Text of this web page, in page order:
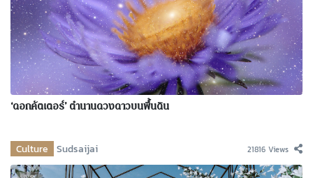
‘ดอกคัตเตอร์’ ตำนานดวงดาวบนพื้นดิน
Culture Sudsaijai 21816 Views